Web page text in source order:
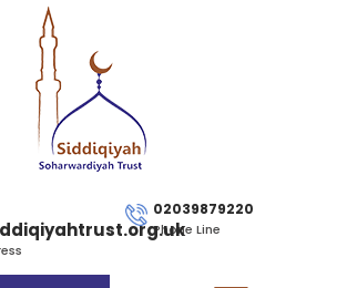
02039879220
Phone Line